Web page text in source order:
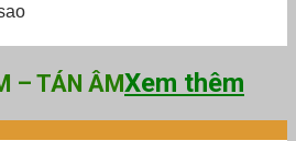
– TÁN ÂMXem thêm